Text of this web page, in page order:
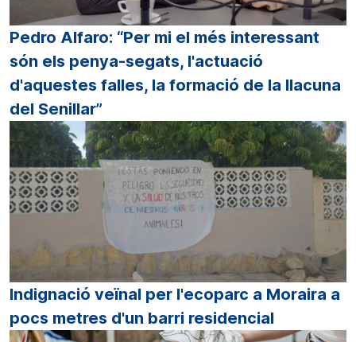
Pedro Alfaro: “Per mi el més interessant
són els penya-segats, l'actuació
d'aquestes falles, la formació de la llacuna
del Senillar”
Indignació veïnal per l'ecoparc a Moraira a
pocs metres d'un barri residencial